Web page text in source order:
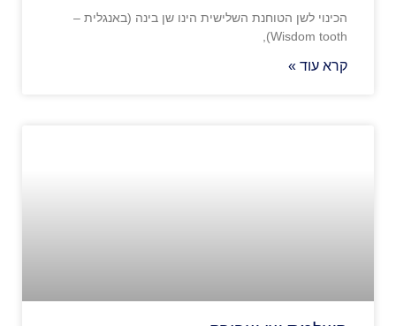
הכינוי לשן הטוחנת השלישית הינו שן בינה (באנגלית –
Wisdom tooth),
קרא עוד »